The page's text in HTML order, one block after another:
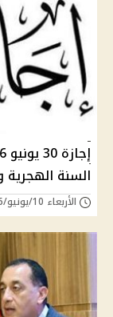
السنة الهجرية
الأربعاء 10/يونيو/2026 - 11:10 م